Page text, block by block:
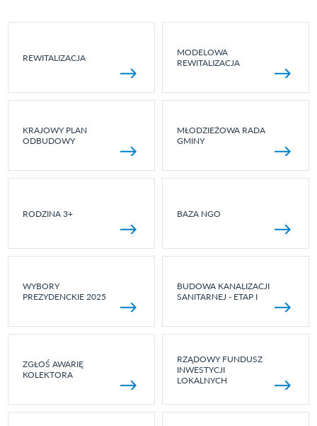
REWITALIZACJA
MODELOWA
REWITALIZACJA
KRAJOWY PLAN
ODBUDOWY
MŁODZIEŻOWA RADA
GMINY
RODZINA 3+ BAZA NGO
WYBORY
PREZYDENCKIE 2025
BUDOWA KANALIZACJI
SANITARNEJ - ETAP I
ZGŁOŚ AWARIĘ
KOLEKTORA
RZĄDOWY FUNDUSZ
INWESTYCJI
LOKALNYCH